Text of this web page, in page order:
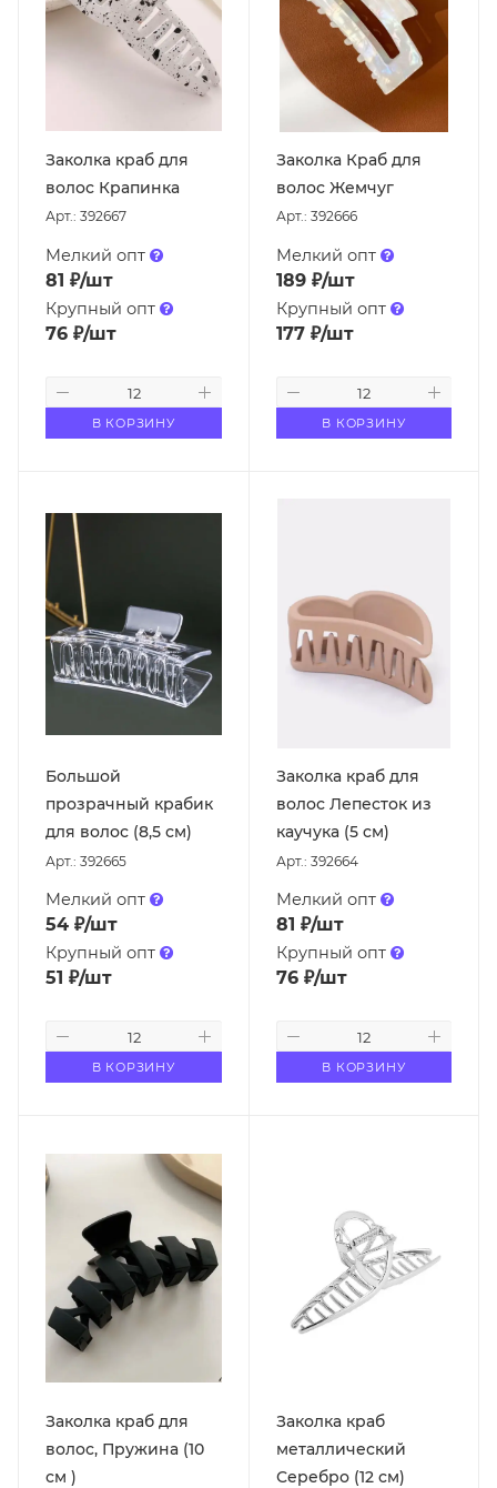
Заколкa краб для
волос Крапинка
Арт.: 392667
Мелкий опт
81 ₽/шт
Крупный опт
76 ₽/шт
В КОРЗИНУ
Заколкa Краб для
волос Жемчуг
Арт.: 392666
Мелкий опт
189₽/шт
Крупный опт
177₽/шт
В КОРЗИНУ
Большой
прозрачный крабик
для волос (8,5 см)
Арт.: 392665
Мелкий опт
54 ₽/шт
Крупный опт
51 ₽/шт
В КОРЗИНУ
Заколка краб для
волос Лепесток из
каучука (5 cм)
Арт.: 392664
Мелкий опт
81 ₽/шт
Крупный опт
76₽/шт
В КОРЗИНУ
Заколка краб для
волос, Пружина (10
см )
Заколка краб
металлический
Серебро (12 см)